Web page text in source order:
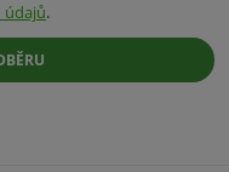
údajů.